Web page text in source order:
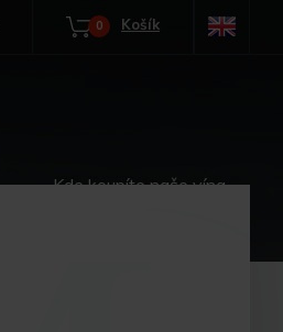
Košík
0
Kde koupíte naše vína